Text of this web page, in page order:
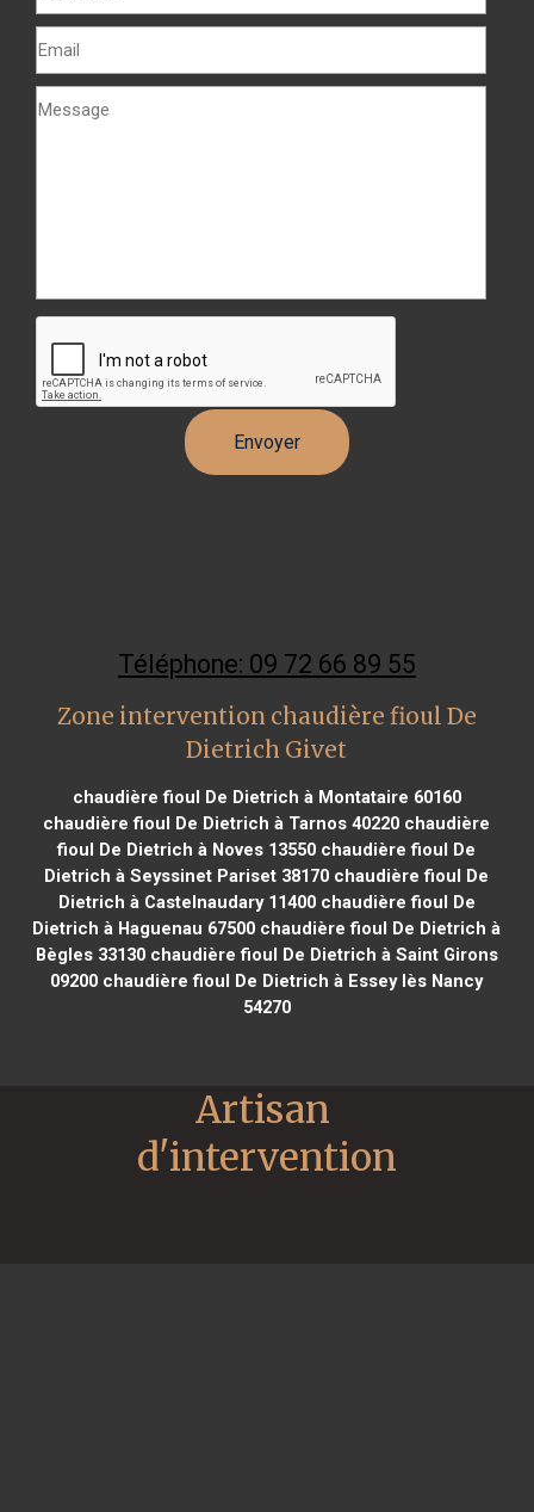
Téléphone: 09 72 66 89 55
Zone intervention chaudière fioul De
Dietrich Givet
chaudière fioul De Dietrich à Montataire 60160
chaudière fioul De Dietrich à Tarnos 40220 chaudière
fioul De Dietrich à Noves 13550 chaudière fioul De
Dietrich à Seyssinet Pariset 38170 chaudière fioul De
Dietrich à Castelnaudary 11400chaudière fioul De
Dietrich à Haguenau 67500 chaudière fioul De Dietrich à
Bègles 33130chaudière fioul De Dietrich à Saint Girons
09200 chaudière fioul De Dietrich à Essey lès Nancy
54270
Artisan
d'intervention